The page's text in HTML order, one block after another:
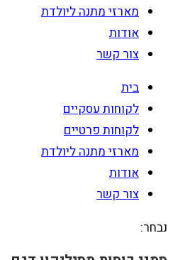
מארזי מתנה ליולדת
אודות
צור קשר
בית
לקוחות עסקיים
לקוחות פרטיים
מארזי מתנה ליולדת
אודות
צור קשר
נבחר: